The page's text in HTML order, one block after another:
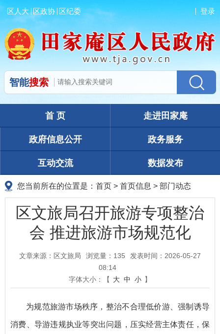
区人大 区政协 区纪委 登录
智能搜索
首 页 走进田家庵
政府信息公开 政务服务
互动交流 数据发布
您当前所在的位置是： 首页 > 首页信息 > 部门动态
区文旅局召开旅游专项整治
会 推进旅游市场规范化
文章来源：区文旅局 浏览量： 135
发表时间：2026-05-27
08:14
字体大小：【 大 中 小 】
为规范旅游市场秩序，整治不合理低价游、强制诱导
消费、导游违规执业等突出问题，压实经营主体责任，保